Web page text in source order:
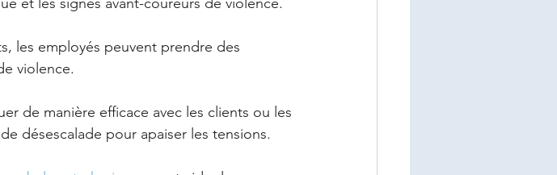
les employés peuvent prendre des
violence.
de manière efficace avec les clients ou les
désescalade pour apaiser les tensions.